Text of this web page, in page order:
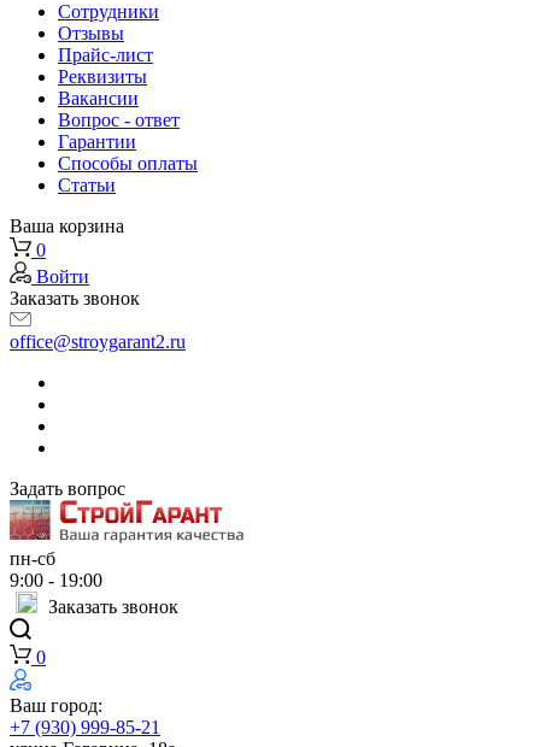
Сотрудники
Отзывы
Прайс-лист
Реквизиты
Вакансии
Вопрос - ответ
Гарантии
Способы оплаты
Статьи
Ваша корзина
0
Войти
Заказать звонок
office@stroygarant2.ru
Задать вопрос
пн-сб
9:00 - 19:00
Заказать звонок
0
Ваш город:
+7 (930) 999-85-21